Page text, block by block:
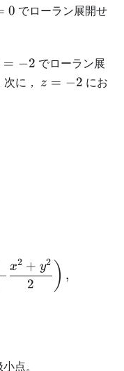
0 でローラン展開せ
= −2 でローラン展
に， z
z = −2 にお
2
x2 + y2 ) ,
点。